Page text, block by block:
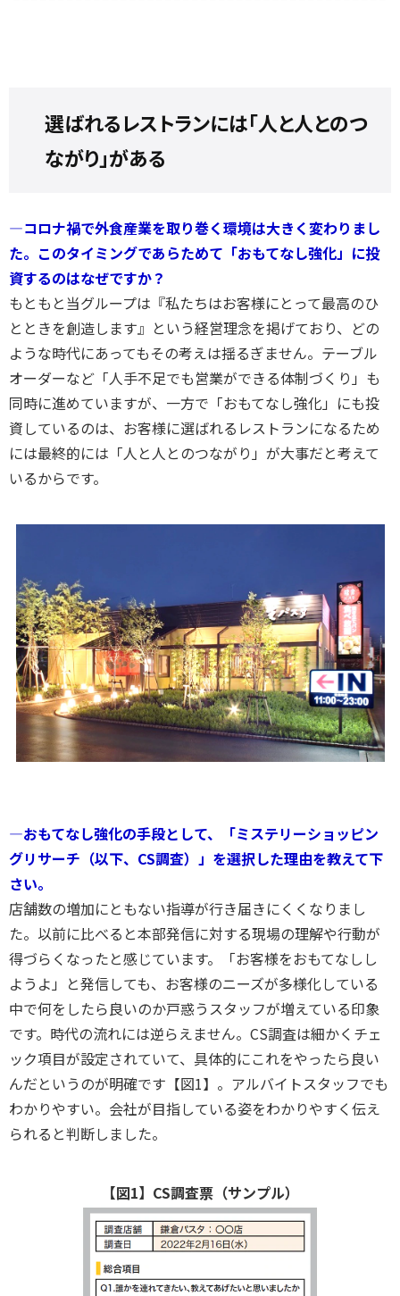
選ばれるレストランには「人と人とのつ
ながり」がある
―コロナ禍で外食産業を取り巻く環境は大きく変わりまし
た。このタイミングであらためて「おもてなし強化」に投
資するのはなぜですか？
もともと当グループは『私たちはお客様にとって最高のひ
とときを創造します』という経営理念を掲げており、どの
ような時代にあってもその考えは揺るぎません。テーブル
オーダーなど「人手不足でも営業ができる体制づくり」も
同時に進めていますが、一方で「おもてなし強化」にも投
資しているのは、お客様に選ばれるレストランになるため
には最終的には「人と人とのつながり」が大事だと考えて
いるからです。
―おもてなし強化の手段として、「ミステリーショッピン
グリサーチ（以下、CS調査）」を選択した理由を教えて下
さい。
店舗数の増加にともない指導が行き届きにくくなりまし
た。以前に比べると本部発信に対する現場の理解や行動が
得づらくなったと感じています。「お客様をおもてなしし
ようよ」と発信しても、お客様のニーズが多様化している
中で何をしたら良いのか戸惑うスタッフが増えている印象
です。時代の流れには逆らえません。CS調査は細かくチェ
ック項目が設定されていて、具体的にこれをやったら良い
んだというのが明確です【図1】。アルバイトスタッフでも
わかりやすい。会社が目指している姿をわかりやすく伝え
られると判断しました。
【図1】CS調査票（サンプル）